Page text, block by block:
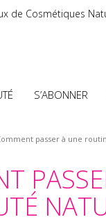
de Cosmétiques
S’ABONNER
passer à une